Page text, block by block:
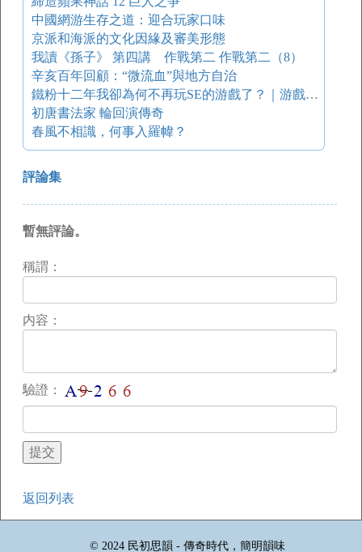
中國網游生存之道：迎合玩家口味
京派和海派的文化因緣及審美形態
我讀《孫子》 第四講 作戰第二 作戰第二（8）
辛亥百年回顧：“微流血”與地方自治
鐵粉十二年我卻為何不再玩SE的游戲了？｜游戲葡萄
初唐書法家 輪回演傳奇
春風不相識，何事入羅幃？
評論集
暫無評論。
稱謂：
内容：
驗證：
返回列表
© 2024 民初思韻 - 傳奇時代，簡明韻味